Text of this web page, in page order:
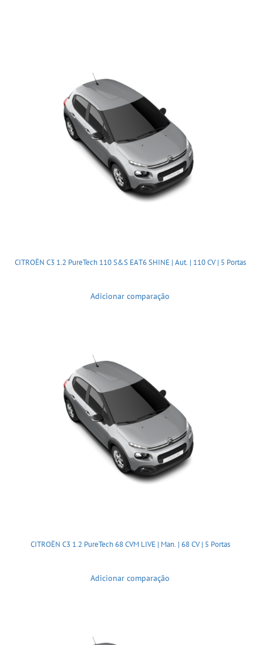
CITROËN C3 1.2 PureTech 110 S&S EAT6 SHINE | Aut. | 110 CV | 5 Portas
Adicionar comparação
CITROËN C3 1.2 PureTech 68 CVM LIVE | Man. | 68 CV | 5 Portas
Adicionar comparação